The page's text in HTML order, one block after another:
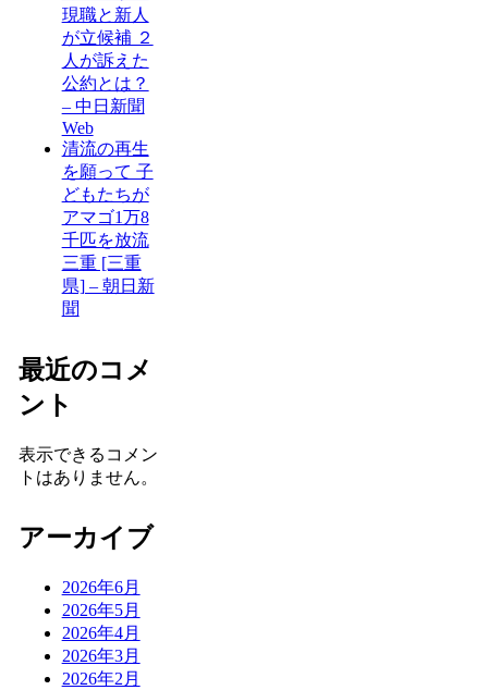
現職と新人
が立候補 ２
人が訴えた
公約とは？
– 中日新聞
Web
清流の再生
を願って 子
どもたちが
アマゴ1万8
千匹を放流
三重 [三重
県] – 朝日新
聞
最近のコメ
ント
表示できるコメン
トはありません。
アーカイブ
2026年6月
2026年5月
2026年4月
2026年3月
2026年2月